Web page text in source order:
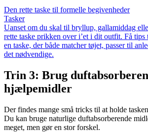
Den rette taske til formelle begivenheder
Tasker
Uanset om du skal til bryllup, gallamiddag
rette taske prikken over i’et i dit outfit. Få
en taske, der både matcher tøjet, passer til
det nødvendige.
Trin 3: Brug
hjælpemidler
Der findes mange små tricks til at holde
Du kan bruge naturlige duftabsorberende
meget, men gør en stor forskel.